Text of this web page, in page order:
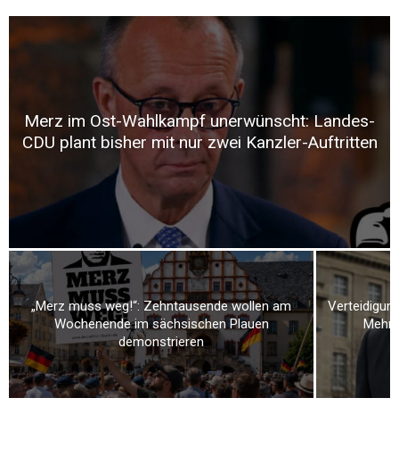
Merz im Ost-Wahlkampf unerwünscht: Landes-
CDU plant bisher mit nur zwei Kanzler-Auftritten
„Merz muss weg!“: Zehntausende wollen am
Wochenende im sächsischen Plauen
demonstrieren
Mehr